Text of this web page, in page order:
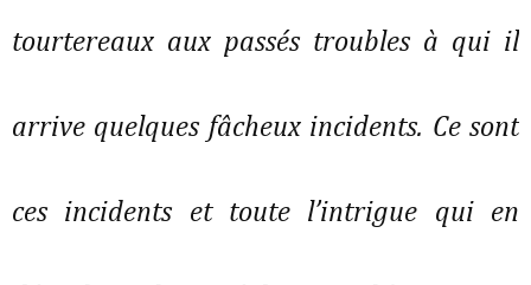
tourtereaux aux passés troubles à qui il
arrive quelques fâcheux incidents. Ce sont
ces incidents et toute l’intrigue qui en